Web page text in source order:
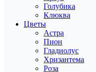
Голубика
Клюква
Цветы
Астра
Пион
Гладиолус
Хризантема
Роза